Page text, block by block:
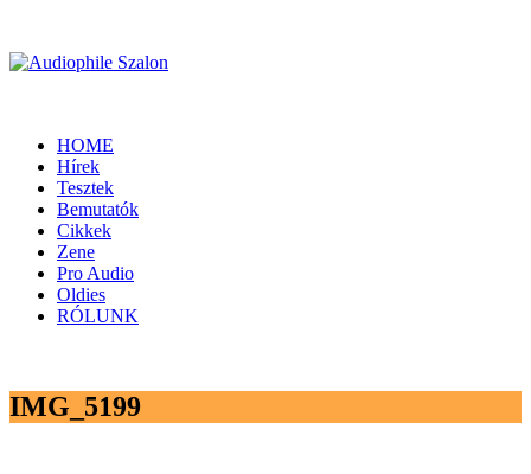
HOME
Hírek
Tesztek
Bemutatók
Cikkek
Zene
Pro Audio
Oldies
RÓLUNK
IMG_5199